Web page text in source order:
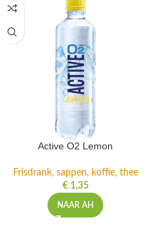
Active O2 Lemon
Frisdrank, sappen, koffie, thee
€1,35
NAAR AH